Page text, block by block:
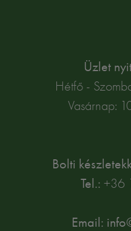
Üzlet
Hétfő -
Vasárnap:
Bolti
Tel.: +36
Email: